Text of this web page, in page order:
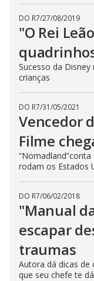
DO R7/27/08/2019
"O Rei
Sucesso da
crianças
DO R7/31/05/2021
Vencedor
Filme
rodam os Estados
DO R7/06/02/2018
"Manual
escapar
traumas
Autora dá dicas
que seu chefe te